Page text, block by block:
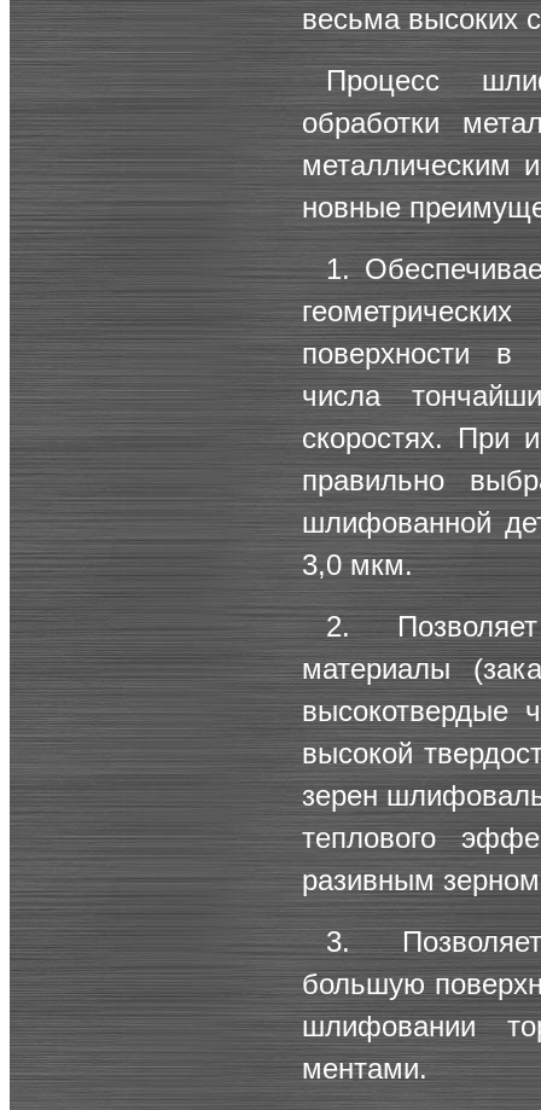
весьма высоких
Процесс
обработки
металлическим
новные
1.
поверхности в
числа
скоростях. При
правильно
шлифованной
3,0 мкм.
2.
материалы
высокотвердые
высокой
зерен
теплового
разивным
3.
большую
шлифовании
ментами.